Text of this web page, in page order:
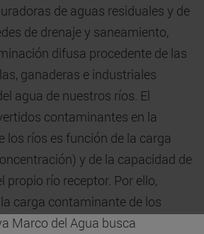
de aguas residuales y de
de drenaje y saneamiento,
difusa procedente de las
ganaderas e industriales
agua de nuestros ríos. El
contaminantes en la
los ríos es función de la carga
y de la capacidad de
propio río receptor. Por ello,
carga contaminante de los
Marco del Agua busca